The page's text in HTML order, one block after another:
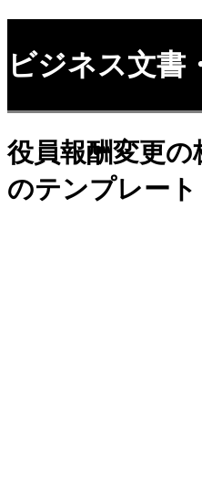
ビジネス文書
役員報酬変更の
のテンプレート